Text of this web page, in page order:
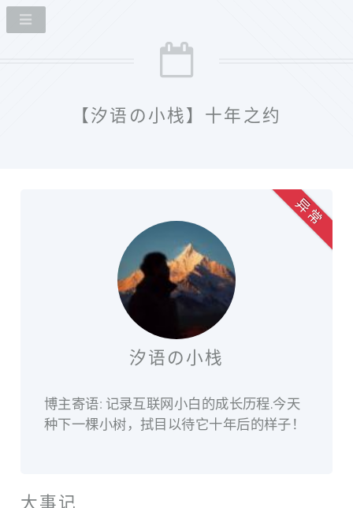
【汐语の小栈】十年之约
汐语の小栈
博主寄语: 记录互联网小白的成长历程.今天
种下一棵小树，拭目以待它十年后的样子！
异 常
大事记